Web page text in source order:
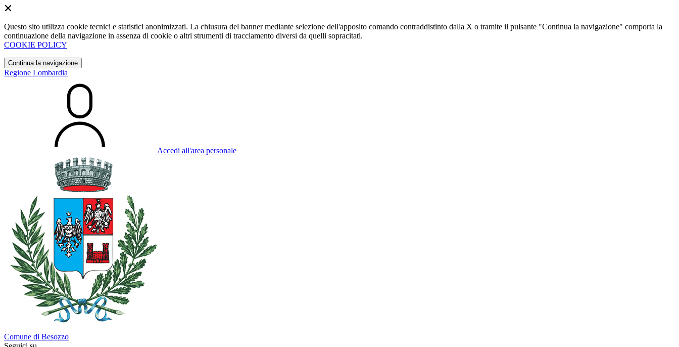
Questo sito utilizza cookie tecnici e statistici anonimizzati. La chiusura del banner mediante selezione dell'apposito comando contraddistinto dalla X o tramite il pulsante "Continua la navigazione" comporta la
continuazione della navigazione in assenza di cookie o altri strumenti di tracciamento diversi da quelli sopracitati.
COOKIE POLICY
Continua la navigazione
Regione Lombardia
Accedi all'area personale
Comune di Besozzo